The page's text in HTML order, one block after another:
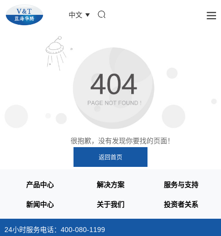
中文
很抱歉，没有发现你要找的页面！
产品中心 解决方案 服务与支持
新闻中心 关于我们 投资者关系
24小时服务电话：400-080-1199